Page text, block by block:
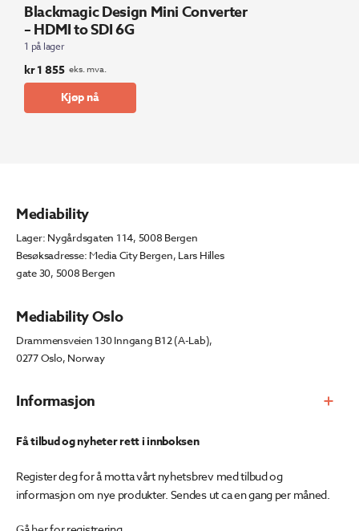
Blackmagic Design Mini Converter
– HDMI to SDI 6G
1 på lager
kr1 855 eks. mva.
Kjøp nå
Informasjon
Mediability
Lager: Nygårdsgaten 114, 5008 Bergen
Besøksadresse: Media City Bergen, Lars Hilles
gate 30, 5008 Bergen
Mediability Oslo
Drammensveien 130 Inngang B12 (A-Lab),
0277 Oslo, Norway
Få tilbud og nyheter rett i innboksen
Register deg for å motta vårt nyhetsbrev med tilbud og
informasjon om nye produkter. Sendes ut ca en gang per måned.